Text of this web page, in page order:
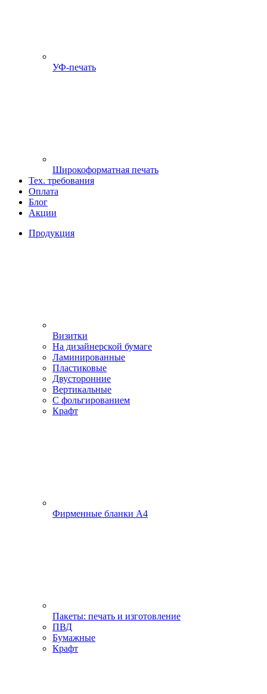
УФ-печать
Широкоформатная печать
Тех. требования
Оплата
Блог
Акции
Продукция
Визитки
На дизайнерской бумаге
Ламинированные
Пластиковые
Двусторонние
Вертикальные
С фольгированием
Крафт
Фирменные бланки А4
Пакеты: печать и изготовление
ПВД
Бумажные
Крафт